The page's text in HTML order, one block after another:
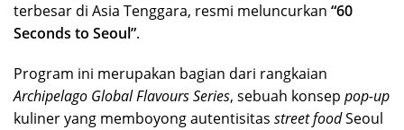
terbesar di Asia Tenggara, resmi meluncurkan “60
Seconds to Seoul”.
Program ini merupakan bagian dari rangkaian
Archipelago Global Flavours Series, sebuah konsep pop-up
kuliner yang memboyong autentisitas street foodSeoul